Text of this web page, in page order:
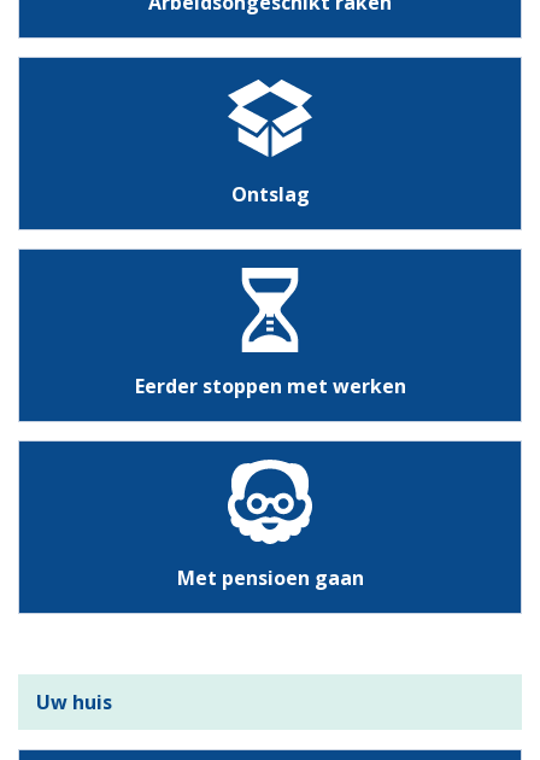
Ontslag
Eerder stoppen met werken
Met pensioen gaan
Uw huis